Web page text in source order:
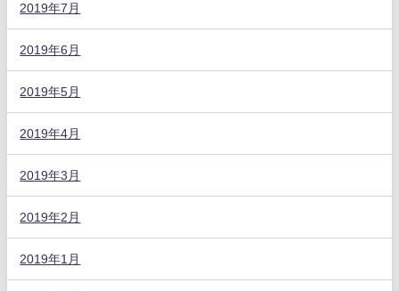
2019年7月
2019年6月
2019年5月
2019年4月
2019年3月
2019年2月
2019年1月